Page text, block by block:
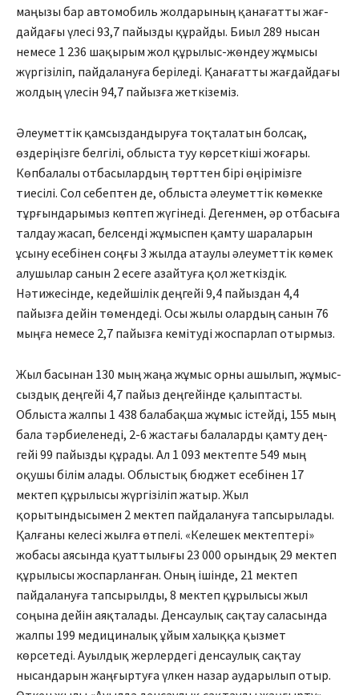
маңызы бар автомобиль жолдарының қанағатты жағ­
дай­­дағы үлесі 93,7 пайызды құрай­ды. Биыл 289 нысан
немесе 1 236 шақырым жол құрылыс-жөндеу жұмысы
жүргізіліп, пайдалануға беріледі. Қанағатты жағдайдағы
жолдың үлесін 94,7 пайызға жеткіземіз.
Әлеуметтік қамсыздандыруға тоқталатын болсақ,
өздеріңізге белгілі, облыста туу көрсеткіші жоғары.
Көпбалалы отбасылардың төрттен бірі өңірімізге
тиесілі. Сол себептен де, облыста әлеуметтік көмекке
тұрғындарымыз көптеп жүгінеді. Дегенмен, әр отбасыға
талдау жасап, белсенді жұмыспен қамту шараларын
ұсыну есебі­нен соңғы 3 жылда атаулы әлеуметтік көмек
алушылар санын 2 есеге азайтуға қол жеткіздік.
Нәтижесінде, кедейшілік деңгейі 9,4 пайыздан 4,4
пайызға дейін төмендеді. Осы жылы олардың санын 76
мыңға немесе 2,7 пайызға кемітуді жоспарлап отырмыз.
Жыл басынан 130 мың жаңа жұ­мыс орны ашылып, жұ­мыс­
сыздық деңгейі 4,7 пайыз дең­гейінде қалыптасты.
Облыста жалпы 1 438 балабақша жұмыс істейді, 155 мың
бала тәрбиеленеді, 2-6 жастағы балаларды қамту дең­
гейі 99 пайызды құрады. Ал 1 093 мектепте 549 мың
оқушы білім алады. Облыстық бюджет есебінен 17
мектеп құрылысы жүргізіліп жатыр. Жыл
қорытындысымен 2 мек­теп пайдалануға тапсырылады.
Қалғаны келесі жылға өтпелі. «Келешек мектептері»
жобасы аясында қуаттылығы 23 000 орындық 29 мектеп
құрылысы жоспарланған. Оның ішінде, 21 мектеп
пайдалануға тапсырылды, 8 мектеп құрылысы жыл
соңына дейін аяқталады. Денсаулық сақ­тау саласында
жалпы 199 меди­циналық ұйым халыққа қызмет
көрсетеді. Ауылдық жерлердегі денсаулық сақтау
нысандарын жаңғыртуға үлкен назар аударылып отыр.